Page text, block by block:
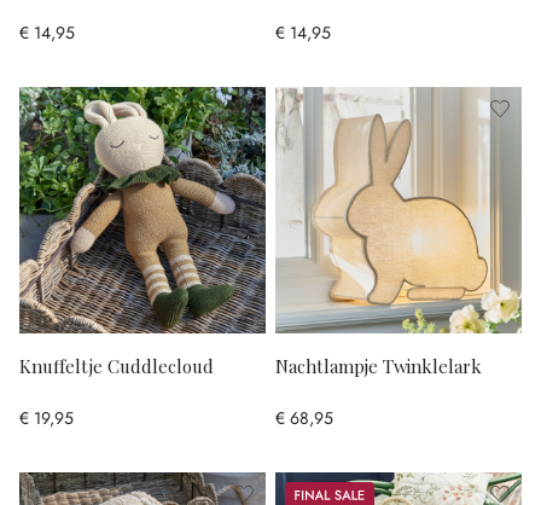
€ 14,95 € 14,95
Knuffeltje Cuddlecloud
€ 19,95
Nachtlampje Twinklelark
€ 68,95
Sale